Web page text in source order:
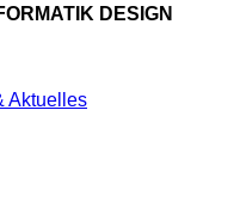
DESIGN
Aktuelles